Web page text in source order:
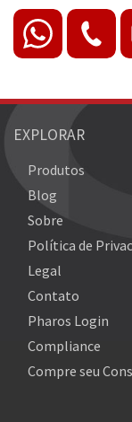
EXPLORAR
Produtos
Blog
Sobre
Política de
Legal
Contato
Pharos Login
Compliance
Compre seu